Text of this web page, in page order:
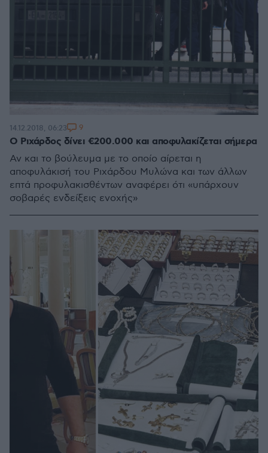
Ο Ριχάρδος δίνει €200.000 και αποφυλακίζεται σήμερα
Αν και το βούλευμα με το οποίο αίρεται η
αποφυλάκισή του Ριχάρδου Μυλώνα και των άλλων
επτά προφυλακισθέντων αναφέρει ότι «υπάρχουν
σοβαρές ενδείξεις ενοχής»
14.12.2018, 06:23 9